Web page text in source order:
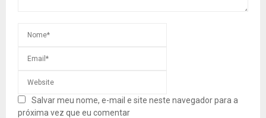
Salvar meu nome, e-mail e site neste navegador para a
próxima vez que eu comentar